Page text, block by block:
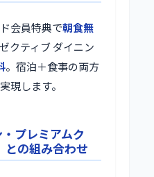
会員特典で朝食無
クティブ ダイニン
。宿泊＋食事の両方
現します。
プレミアムク
との組み合わせ